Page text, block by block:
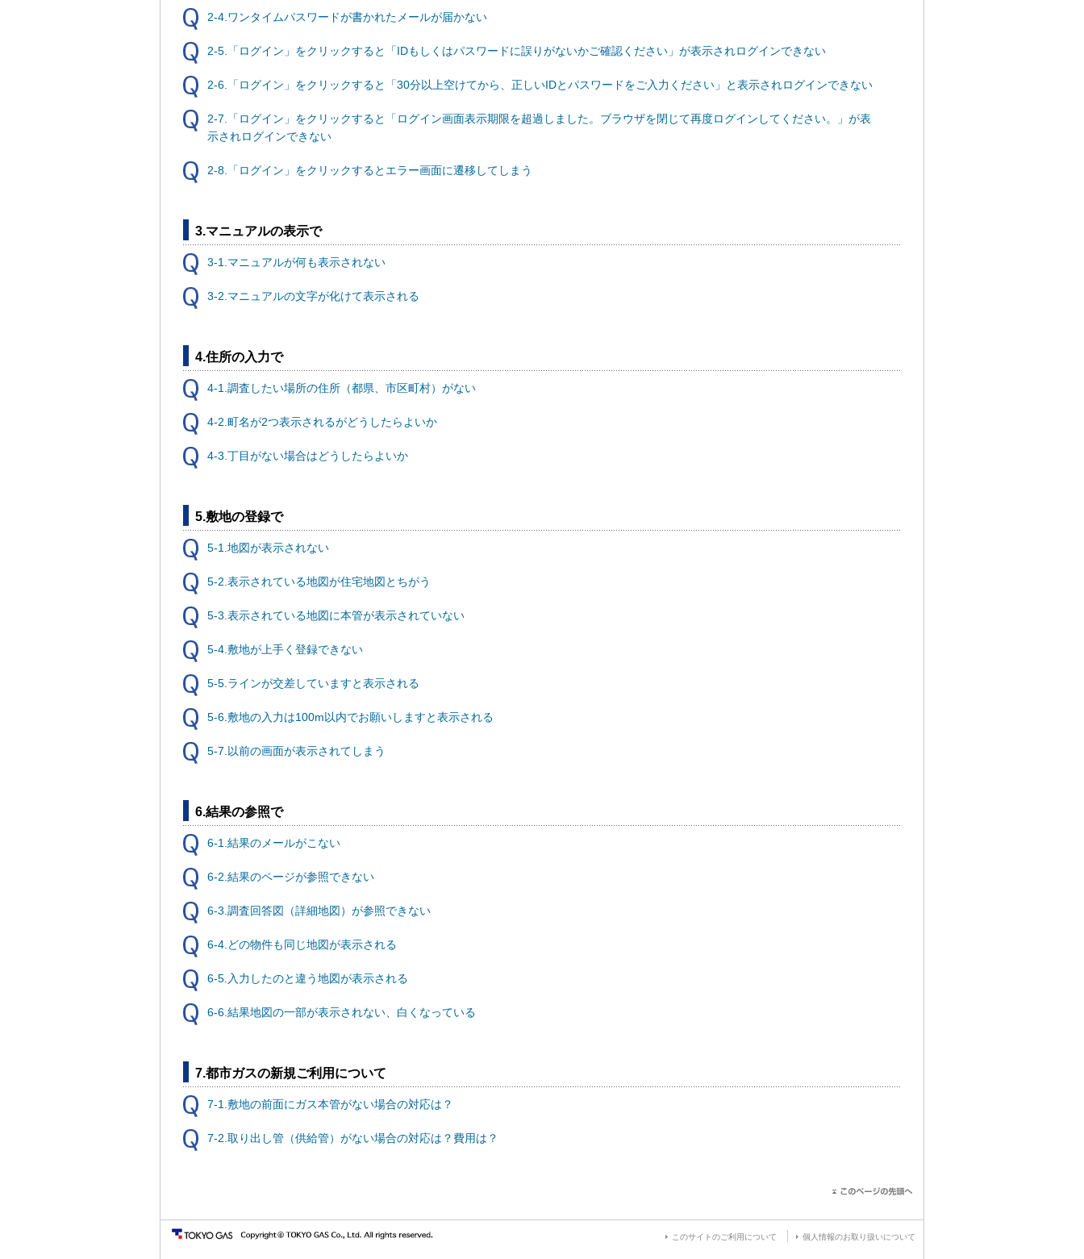
2-4.ワンタイムパスワードが書かれたメールが届かない
2-5.「ログイン」をクリックすると「IDもしくはパスワードに誤りがないかご確認ください」が表示されログインできない
2-6.「ログイン」をクリックすると「30分以上空けてから、正しいIDとパスワードをご入力ください」と表示されログインできない
2-7.「ログイン」をクリックすると「ログイン画面表示期限を超過しました。ブラウザを閉じて再度ログインしてください。」が表
示されログインできない
2-8.「ログイン」をクリックするとエラー画面に遷移してしまう
3.マニュアルの表示で
3-1.マニュアルが何も表示されない
3-2.マニュアルの文字が化けて表示される
4.住所の入力で
4-1.調査したい場所の住所（都県、市区町村）がない
4-2.町名が2つ表示されるがどうしたらよいか
4-3.丁目がない場合はどうしたらよいか
5.敷地の登録で
5-1.地図が表示されない
5-2.表示されている地図が住宅地図とちがう
5-3.表示されている地図に本管が表示されていない
5-4.敷地が上手く登録できない
5-5.ラインが交差していますと表示される
5-6.敷地の入力は100m以内でお願いしますと表示される
5-7.以前の画面が表示されてしまう
6.結果の参照で
6-1.結果のメールがこない
6-2.結果のページが参照できない
6-3.調査回答図（詳細地図）が参照できない
6-4.どの物件も同じ地図が表示される
6-5.入力したのと違う地図が表示される
6-6.結果地図の一部が表示されない、白くなっている
7.都市ガスの新規ご利用について
7-1.敷地の前面にガス本管がない場合の対応は？
7-2.取り出し管（供給管）がない場合の対応は？費用は？
このサイトのご利用について 個人情報のお取り扱いについて